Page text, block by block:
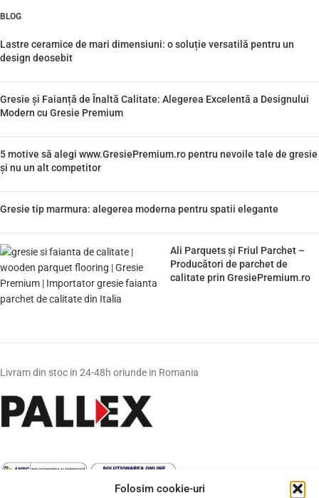
Folosim cookie-uri
BLOG
Lastre ceramice de mari dimensiuni: o soluție versatilă pentru un
design deosebit
Gresie și Faianță de Înaltă Calitate: Alegerea Excelentă a Designului
Modern cu Gresie Premium
5 motive să alegi www.GresiePremium.ro pentru nevoile tale de gresie
și nu un alt competitor
Gresie tip marmura: alegerea moderna pentru spatii elegante
Ali Parquets și Friul Parchet –
Producători de parchet de
calitate prin GresiePremium.ro
Livram din stoc in 24-48h oriunde in Romania